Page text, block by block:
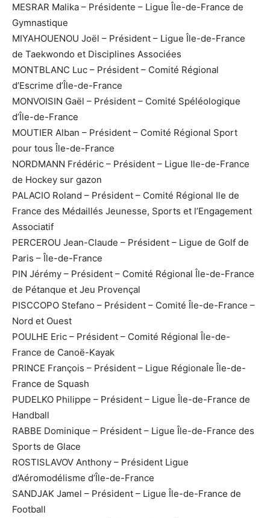
MESRAR Malika – Présidente – Ligue Île-de-France de
Gymnastique
MIYAHOUENOU Joël – Président – Ligue Île-de-France
de Taekwondo et Disciplines Associées
MONTBLANC Luc – Président – Comité Régional
d’Escrime d’Île-de-France
MONVOISIN Gaël – Président – Comité Spéléologique
d’Île-de-France
MOUTIER Alban – Président – Comité Régional Sport
pour tous Île-de-France
NORDMANN Frédéric – Président – Ligue Ile-de-France
de Hockey sur gazon
PALACIO Roland – Président – Comité Régional Ile de
France des Médaillés Jeunesse, Sports et l’Engagement
Associatif
PERCEROU Jean-Claude – Président – Ligue de Golf de
Paris – Île-de-France
PIN Jérémy – Président – Comité Régional Île-de-France
de Pétanque et Jeu Provençal
PISCCOPO Stefano – Président – Comité Île-de-France –
Nord et Ouest
POULHE Eric – Président – Comité Régional Île-de-
France de Canoë-Kayak
PRINCE François – Président – Ligue Régionale Île-de-
France de Squash
PUDELKO Philippe – Président – Ligue Île-de-France de
Handball
RABBE Dominique – Président – Ligue Île-de-France des
Sports de Glace
ROSTISLAVOV Anthony – Président Ligue
d’Aéromodélisme d’Île-de-France
SANDJAK Jamel – Président – Ligue Île-de-France de
Football